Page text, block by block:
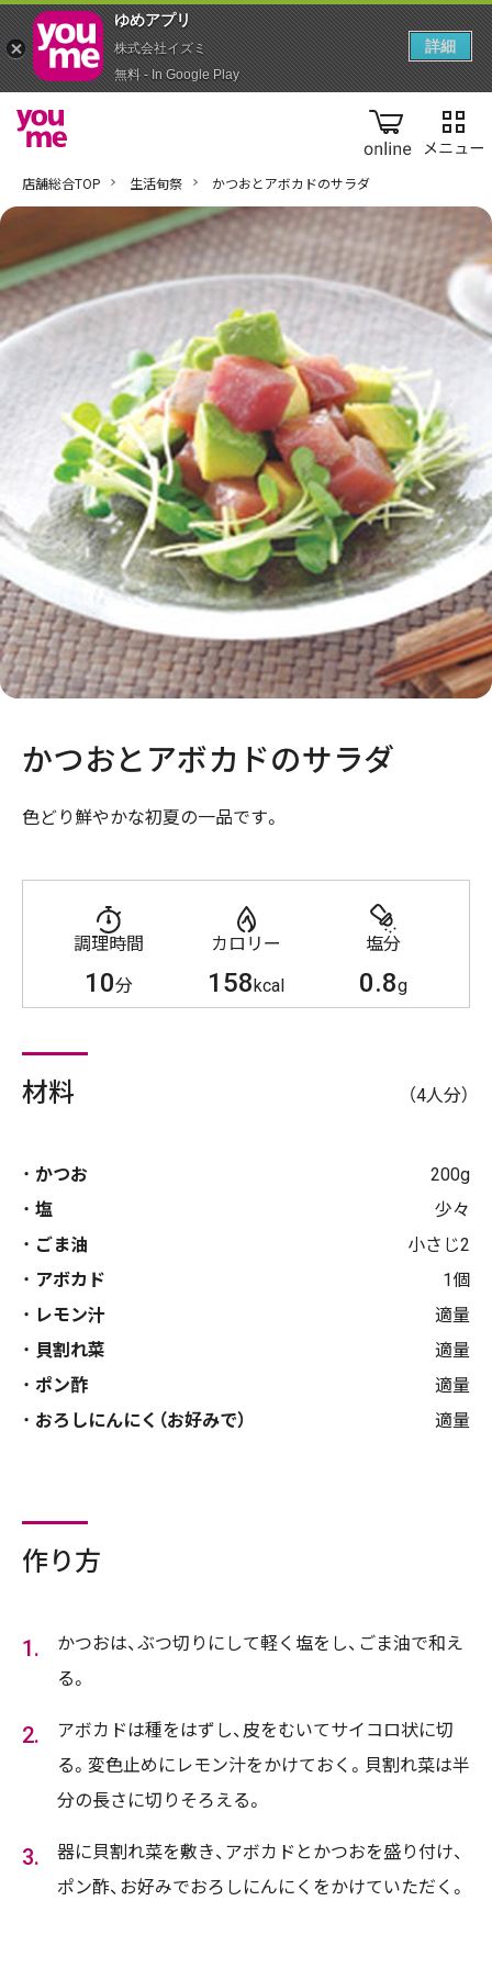
online
店舗総合TOP 生活旬祭 かつおとアボカドのサラダ
かつおとアボカドのサラダ
色どり鮮やかな初夏の一品です。
調理時間
10分
カロリー
158kcal
塩分
0.8g
材料 （4人分）
かつお
200g
塩
少々
ごま油
小さじ2
アボカド
1個
レモン汁
適量
貝割れ菜
適量
ポン酢
適量
おろしにんにく（お好みで）
適量
作り方
かつおは、ぶつ切りにして軽く塩をし、ごま油で和え
る。
アボカドは種をはずし、皮をむいてサイコロ状に切
る。変色止めにレモン汁をかけておく。貝割れ菜は半
分の長さに切りそろえる。
器に貝割れ菜を敷き、アボカドとかつおを盛り付け、
ポン酢、お好みでおろしにんにくをかけていただく。
ゆめアプ‪リ‬
株式会社イズミ
無料 - In Google Play
詳細